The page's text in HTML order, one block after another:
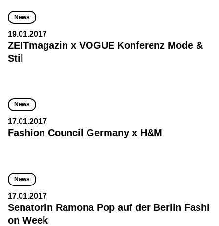
News
19.01.2017
ZEITmagazin x VOGUE Konferenz Mode &
Stil
News
17.01.2017
Fashion Council Germany x H&M
News
17.01.2017
Senatorin Ramona Pop auf der Berlin Fashi
on Week